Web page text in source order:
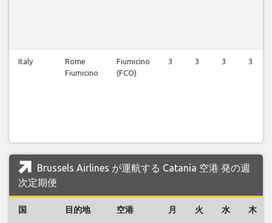
Italy
Rome
Fiumicino
Fiumicino
(FCO)
3 3 3 3
Brussels Airlines が運航する Catania 空港 発の週
次定期便
国 目的地 空港 月 火 水 木